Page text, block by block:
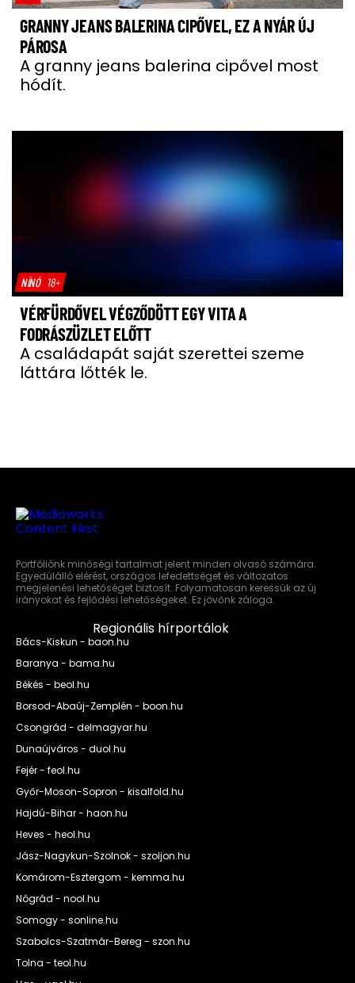
GRANNY JEANS BALERINA CIPŐVEL, EZ A NYÁR ÚJ
PÁROSA
A granny jeans balerina cipővel most
hódít.
NÍNÓ 18+
VÉRFÜRDŐVEL VÉGZŐDÖTT EGY VITA A
FODRÁSZÜZLET ELŐTT
A családapát saját szerettei szeme
láttára lőtték le.
Portfóliónk minőségi tartalmat jelent minden olvasó számára.
Egyedülálló elérést, országos lefedettséget és változatos
megjelenési lehetőséget biztosít. Folyamatosan keressük az új
irányokat és fejlődési lehetőségeket. Ez jövőnk záloga.
Regionális hírportálok
Bács-Kiskun - baon.hu
Baranya - bama.hu
Békés - beol.hu
Borsod-Abaúj-Zemplén - boon.hu
Csongrád - delmagyar.hu
Dunaújváros - duol.hu
Fejér - feol.hu
Győr-Moson-Sopron - kisalfold.hu
Hajdú-Bihar - haon.hu
Heves - heol.hu
Jász-Nagykun-Szolnok - szoljon.hu
Komárom-Esztergom - kemma.hu
Nógrád - nool.hu
Somogy - sonline.hu
Szabolcs-Szatmár-Bereg - szon.hu
Tolna - teol.hu